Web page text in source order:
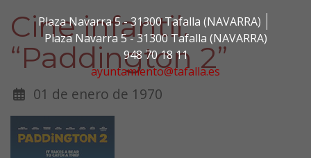
Plaza Navarra 5 - 31300 Tafalla (NAVARRA)
Plaza Navarra 5 - 31300 Tafalla (NAVARRA)
948 70 18 11
ayuntamiento@tafalla.es
Cine infantil:
“Paddington 2”
01 de enero de 1970